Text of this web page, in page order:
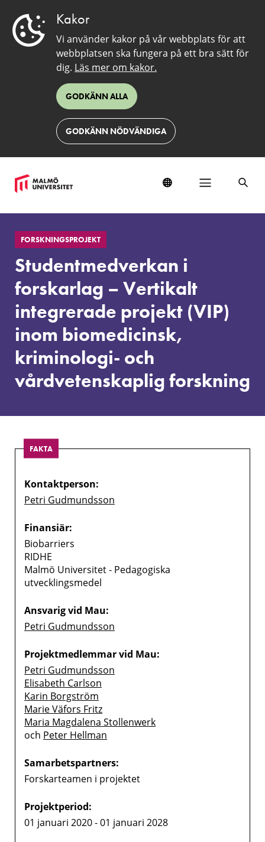
Kakor
Vi använder kakor på vår webbplats för att
webbplatsen ska fungera på ett bra sätt för
dig. Läs mer om kakor.
GODKÄNN ALLA
GODKÄNN NÖDVÄNDIGA
Studentmedverkan
forskarlag
Vertikalt
integrerade
projekt
(VIP)
inom
biomedicinsk,
kriminologi-
och
vårdvetenskaplig
forskning
FORSKNINGSPROJEKT
Studentmedverkan i
forskarlag – Vertikalt
integrerade projekt (VIP)
inom biomedicinsk,
kriminologi- och
vårdvetenskaplig forskning
FAKTA
Kontaktperson:
Petri Gudmundsson
Finansiär:
Biobarriers
RIDHE
Malmö Universitet - Pedagogiska
utvecklingsmedel
Ansvarig vid Mau:
Petri Gudmundsson
Projektmedlemmar vid Mau:
Petri Gudmundsson
Elisabeth Carlson
Karin Borgström
Marie Väfors Fritz
Maria Magdalena Stollenwerk
och Peter Hellman
Samarbetspartners:
Forskarteamen i projektet
Projektperiod:
01 januari 2020 - 01 januari 2028